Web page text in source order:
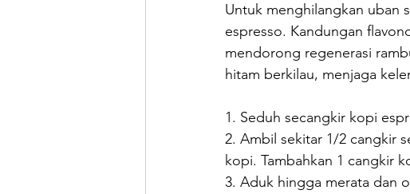
Untuk menghilangkan uban
espresso. Kandungan
mendorong regenerasi
hitam berkilau, menjaga
1. Seduh secangkir kopi
2. Ambil sekitar 1/2 cangkir
kopi. Tambahkan 1 cangkir
3. Aduk hingga merata dan